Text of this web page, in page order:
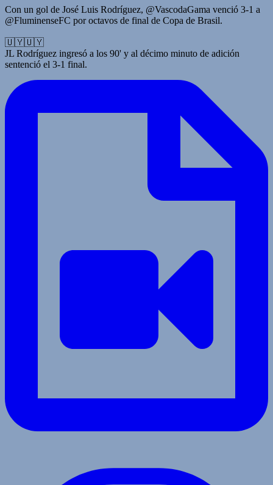
Con un gol de José Luis Rodríguez, @VascodaGama venció 3-1 a
@FluminenseFC por octavos de final de Copa de Brasil.
🇺🇾🇺🇾
JL Rodríguez ingresó a los 90' y al décimo minuto de adición
sentenció el 3-1 final.